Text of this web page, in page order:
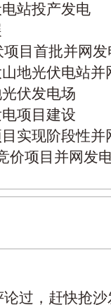
站投产发电
目首批并网发
地光伏电站并
伏发电场
项目建设
实现阶段性并
价项目并网发
过，赶快抢沙